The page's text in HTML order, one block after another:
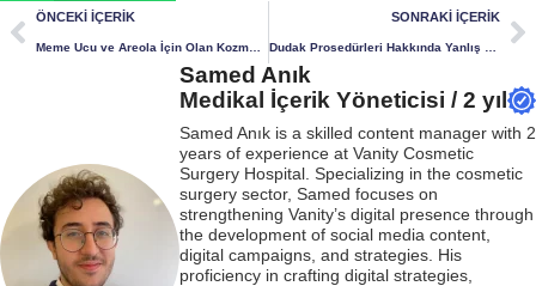
ÖNCEKI İÇERIK SONRAKI İÇERIK
Samed Anık
Medikal İçerik Yöneticisi / 2 yıl
Samed Anık is a skilled content manager with 2
years of experience at Vanity Cosmetic
Surgery Hospital. Specializing in the cosmetic
surgery sector, Samed focuses on
strengthening Vanity’s digital presence through
the development of social media content,
digital campaigns, and strategies. His
proficiency in crafting digital strategies,